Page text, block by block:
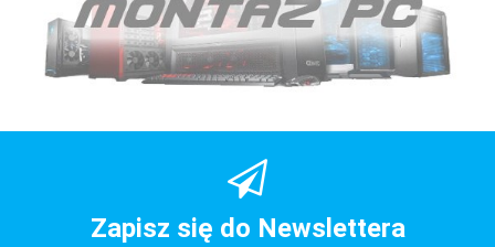
Zapisz się do Newslettera